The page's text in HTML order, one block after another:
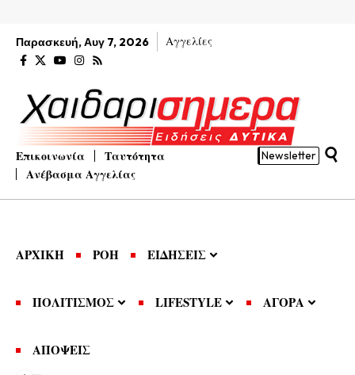
Παρασκευή, Αυγ 7, 2026 Αγγελίες
Επικοινωνία
Ταυτότητα
Ανέβασμα Αγγελίας
Newsletter
ΑΡΧΙΚΗ ΡΟΗ ΕΙΔΗΣΕΙΣ
ΠΟΛΙΤΙΣΜΟΣ LIFESTYLE ΑΓΟΡΑ
ΑΠΟΨΕΙΣ